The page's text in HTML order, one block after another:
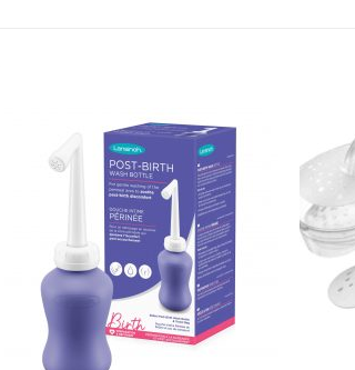
Kedvenceimhez
adom